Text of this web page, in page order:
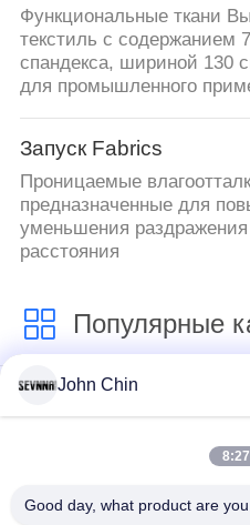
Функциональные ткани
текстиль с содержанием
спандекса, шириной
для промышленного
Запуск Fabrics
Проницаемые
предназначенные для
уменьшения
расстояния
Популярные
использованная
John Chin
Good day, what product are